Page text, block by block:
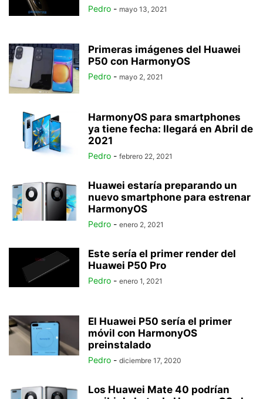
Pedro - mayo 13, 2021
Primeras imágenes del Huawei
P50 con HarmonyOS
Pedro - mayo 2, 2021
HarmonyOS para smartphones
ya tiene fecha: llegará en Abril de
2021
Pedro - febrero 22, 2021
Huawei estaría preparando un
nuevo smartphone para estrenar
HarmonyOS
Pedro - enero 2, 2021
Este sería el primer render del
Huawei P50 Pro
Pedro - enero 1, 2021
El Huawei P50 sería el primer
móvil con HarmonyOS
preinstalado
Pedro - diciembre 17, 2020
Los Huawei Mate 40 podrían